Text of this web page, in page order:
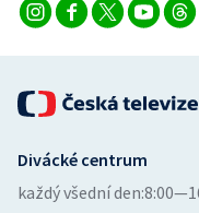
Divácké centrum
každý všední den: